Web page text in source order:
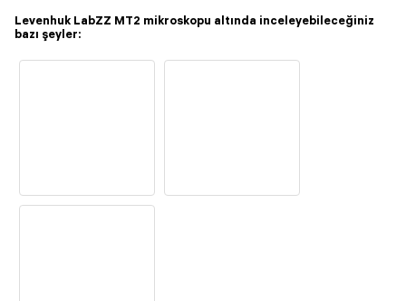
Levenhuk LabZZ MT2 mikroskopu altında inceleyebileceğiniz
bazı şeyler: